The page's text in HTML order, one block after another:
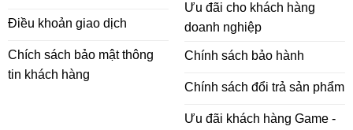
Điều khoản giao dịch
Chích sách bảo mật thông
tin khách hàng
Ưu đãi cho khách hàng
doanh nghiệp
Chính sách bảo hành
Chính sách đổi trả sản phẩm
Ưu đãi khách hàng Game -